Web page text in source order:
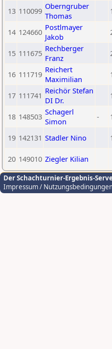
13 110099 Oberngruber
Thomas
14 124660 Postlmayer
Jakob
15 111675 Rechberger
Franz
16 111719 Reichert
Maximilian
17 111741 Reichör Stefan
DI Dr.
18 148503 Schagerl
Simon
-
19 142131 Stadler Nino
20 149010 Ziegler Kilian
Der Schachturnier-Ergebnis-
Impressum /